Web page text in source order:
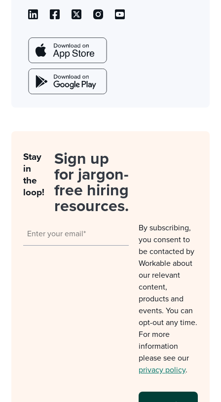
Stay
in
the
loop!
Sign up
for jargon-
free hiring
resources.
By subscribing,
you consent to
be contacted by
Workable about
our relevant
content,
products and
events. You can
opt-out any time.
For more
information
please see our
privacy policy.